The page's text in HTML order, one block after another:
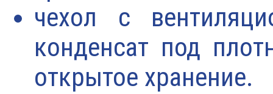
чехол с
конденсат под
открытое хранение.